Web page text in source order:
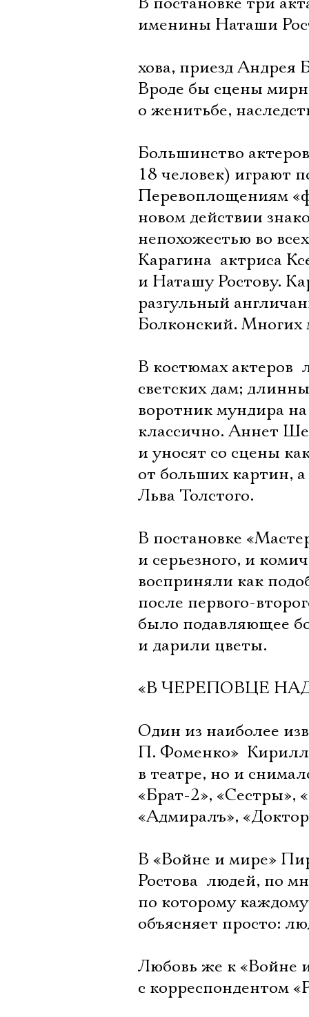
именины Наташи
хова, приезд Андрея
Вроде бы сцены
о женитьбе,
Большинство
18 человек) играют
Перевоплощениям
новом действии
непохожестью во
Карагина  актриса
и Наташу Ростову.
разгульный
Болконский. Многих
В костюмах актеров
светских дам;
воротник мундира
классично. Аннет
и уносят со сцены
от больших картин,
Льва Толстого.
В постановке
и серьезного, и
восприняли как
после первого-
было подавляющее
и дарили цветы.
«В ЧЕРЕПОВЦЕ
Один из наиболее
П. Фоменко» 
в театре, но и
«Брат-2», «Сестры»,
«Адмиралъ»,
В «Войне и мире»
Ростова  людей, по
по которому
объясняет просто:
Любовь же к «Войне
с корреспондентом